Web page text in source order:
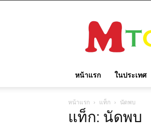
หน้าแรก ในประเทศ
หน้าแรก แท็ก นัดพบ
แท็ก: นัดพบ